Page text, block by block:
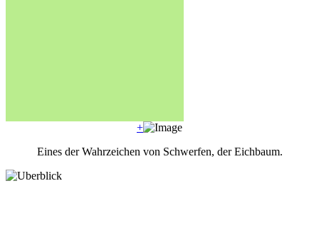
+
Eines der Wahrzeichen von Schwerfen, der Eichbaum.